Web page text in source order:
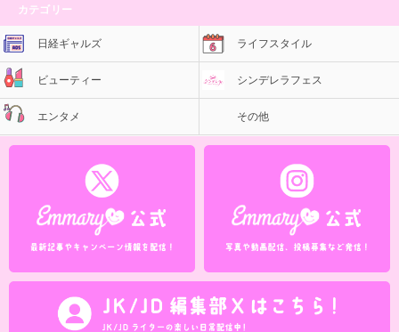
カテゴリー
日経ギャルズ ライフスタイル
ビューティー シンデレラフェス
エンタメ その他